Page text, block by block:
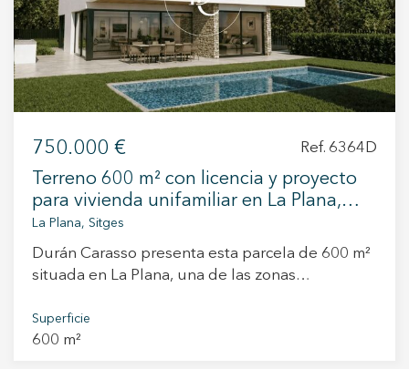
+34 935 178 067
750.000 € Ref. 6364D
Terreno 600 m² con licencia y proyecto
para vivienda unifamiliar en La Plana,
Sitges
La Plana, Sitges
Durán Carasso presenta esta parcela de 600 m²
situada en La Plana, una de las zonas
de Sitges. Ubicada en la segunda fase del
sector, destaca por su excelente localización, a
Superficie
600 m²